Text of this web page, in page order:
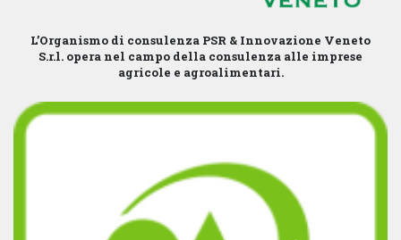
L’Organismo di consulenza PSR & Innovazione Veneto
S.r.l. opera nel campo della consulenza alle imprese
agricole e agroalimentari.